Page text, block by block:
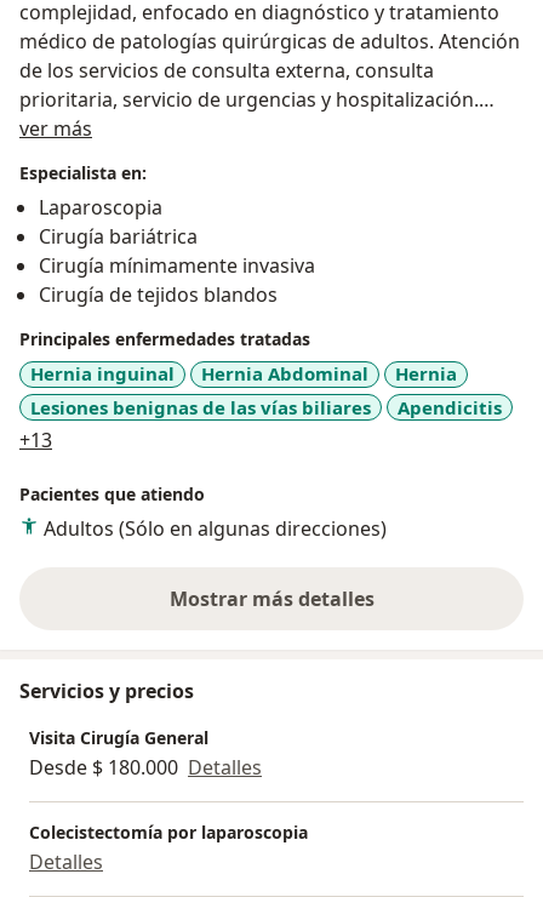
complejidad, enfocado en diagnóstico y tratamiento
médico de patologías quirúrgicas de adultos. Atención
de los servicios de consulta externa, consulta
prioritaria, servicio de urgencias y hospitalización.
Cuento con amplia experiencia, en el momento laboro
Clínica Rosales, Clínica Nevados y Clínica Comfamiliar.
ver más
Especialista en:
Laparoscopia
Cirugía bariátrica
Cirugía mínimamente invasiva
Cirugía de tejidos blandos
Principales enfermedades tratadas
Hernia inguinal Hernia Abdominal
Hernia
Lesiones benignas de las vías biliares
Apendicitis
+13a11y_sr_more_diseases
Pacientes que atiendo
Adultos (Sólo en algunas direcciones)
Mostrar más detalles
sobre la experiencia
Servicios y precios
Visita Cirugía General
Desde $ 180.000 Detalles
Colecistectomía por laparoscopia
Detalles